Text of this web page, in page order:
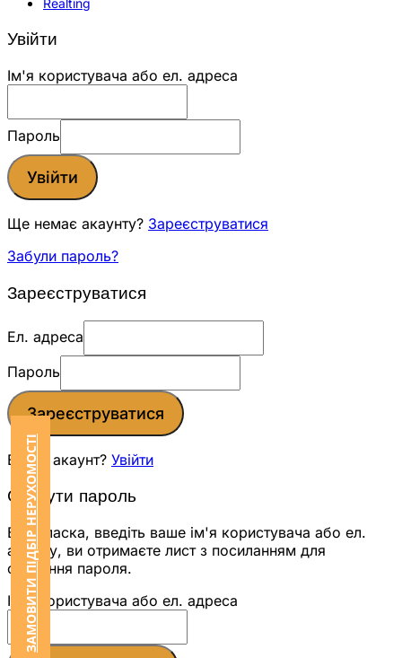
ЗАМОВИТИ ПІДБІР НЕРУХОМОСТІ
Увійти
Ім'я користувача або ел. адреса
Пароль
Увійти
Ще немає акаунту? Зареєструватися
Забули пароль?
Зареєструватися
Ел. адреса
Пароль
Зареєструватися
Вже є акаунт? Увійти
Скинути пароль
Будь ласка, введіть ваше ім'я користувача або ел.
адресу, ви отримаєте лист з посиланням для
скидання пароля.
Ім'я користувача або ел. адреса